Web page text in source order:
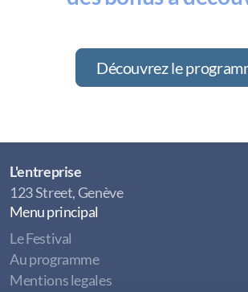
Découvrez le
L'entreprise
123 Street, Genève
Menu principal
Le Festival
Au programme
Mentions legales